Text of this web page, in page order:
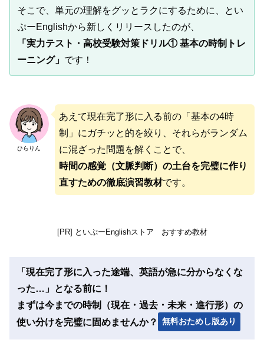
そこで、単元の理解をグッとラクにするために、とい
ぷーEnglishから新しくリリースしたのが、
「実力テスト・高校受験対策ドリル① 基本の時制トレ
ーニング」 です！
ひらりん
あえて現在完了形に入る前の「基本の4時
制」にガチッと的を絞り、それらがランダム
に混ざった問題を解くことで、
時間の感覚（文脈判断）の土台を完璧に作り
直すための徹底演習教材です。
[PR] といぷーEnglishストア おすすめ教材
「現在完了形に入った途端、英語が急に分からなくな
った…」となる前に！
まずは今までの時制（現在・過去・未来・進行形）の
使い分けを完璧に固めませんか？
無料おためし版あり